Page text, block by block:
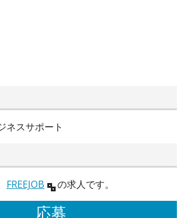
ネスサポート
FREEJOB の求人です。
応募